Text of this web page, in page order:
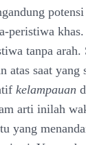
peristiwa
tanpa arah.
atas saat
kelampauan
arti inilah
yang